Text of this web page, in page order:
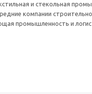
и стекольная
компании
промышленность и